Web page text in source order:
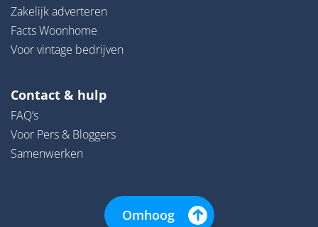
Zakelijk adverteren
Facts Woonhome
Voor vintage bedrijven
Contact & hulp
FAQ’s
Voor Pers & Bloggers
Samenwerken
Omhoog